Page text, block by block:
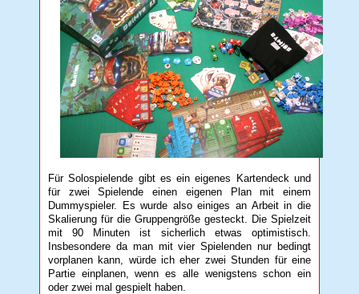
Für Solospielende gibt es ein eigenes Kartendeck und
für zwei Spielende einen eigenen Plan mit einem
Dummyspieler. Es wurde also einiges an Arbeit in die
Skalierung für die Gruppengröße gesteckt. Die Spielzeit
mit 90 Minuten ist sicherlich etwas optimistisch.
Insbesondere da man mit vier Spielenden nur bedingt
vorplanen kann, würde ich eher zwei Stunden für eine
Partie einplanen, wenn es alle wenigstens schon ein
oder zwei mal gespielt haben.